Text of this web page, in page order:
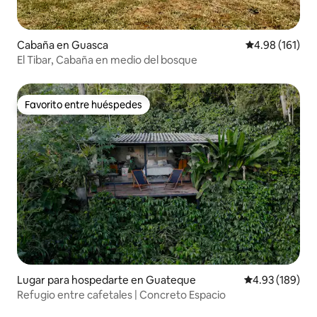
Cabaña en Guasca Calificación
4.98 (161)
El Tibar, Cabaña en medio del bosque
Favorito entre huéspedes
Favorito entre huéspedes
Lugar para hospedarte en Guateque Calificación
4.93 (189)
Refugio entre cafetales | Concreto Espacio